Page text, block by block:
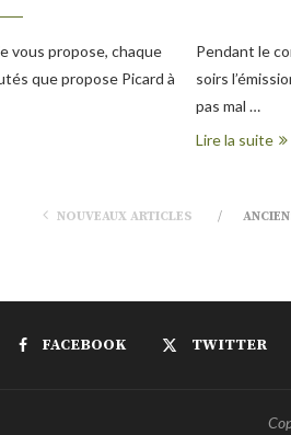
vous propose, chaque
que propose Picard à
Pendant le
soirs
pas mal …
Lire la suite
NOUVEAUX ARTICLES
FACEBOOK TWITTER